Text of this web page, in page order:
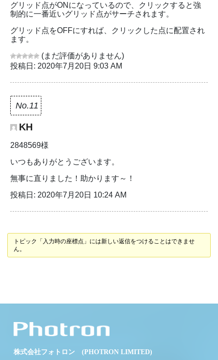
グリッド点がONになっているので、クリックすると強
制的に一番近いグリッド点がサーチされます。
グリッド点をOFFにすれば、クリックした点に配置され
ます。
(まだ評価がありません)
投稿日: 2020年7月20日 9:03 AM
No.11
KH
2848569様
いつもありがとうございます。
無事に直りました！助かります～！
投稿日: 2020年7月20日 10:24 AM
トピック「入力時の座標点」には新しい返信をつけることはできませ
ん。
株式会社フォトロン (PHOTRON LIMITED)